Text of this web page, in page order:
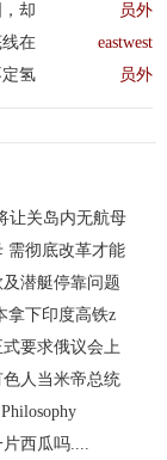
却 员外
在 eastwest
氢 员外
让关岛内无航母
需彻底改革才能
潜艇停靠问题
拿下印度高铁z
要求俄议会上
人当米帝总统
西瓜吗....